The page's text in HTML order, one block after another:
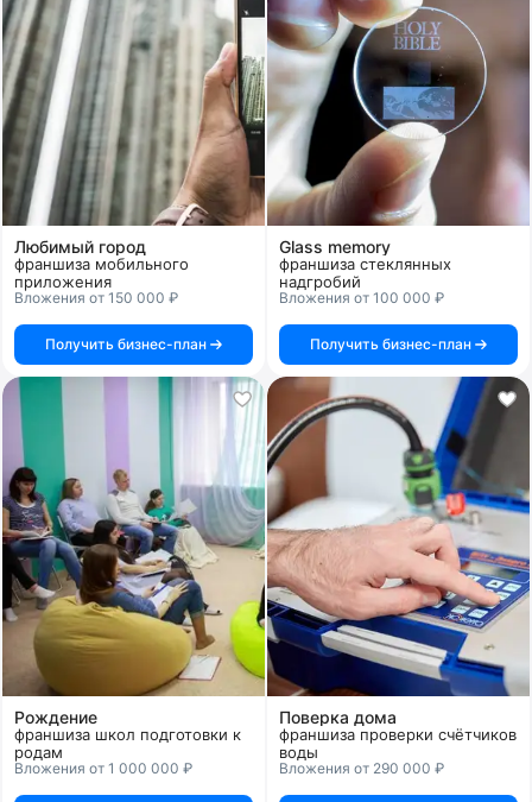
Любимый город
франшиза мобильного
приложения
Вложения от 150 000 ₽
Получить бизнес-план
Glass memory
франшиза стеклянных
надгробий
Вложения от 100 000 ₽
Получить бизнес-план
Рождение
франшиза школ подготовки к
родам
Вложения от 1 000 000 ₽
Поверка дома
франшиза проверки счётчиков
воды
Вложения от 290 000 ₽